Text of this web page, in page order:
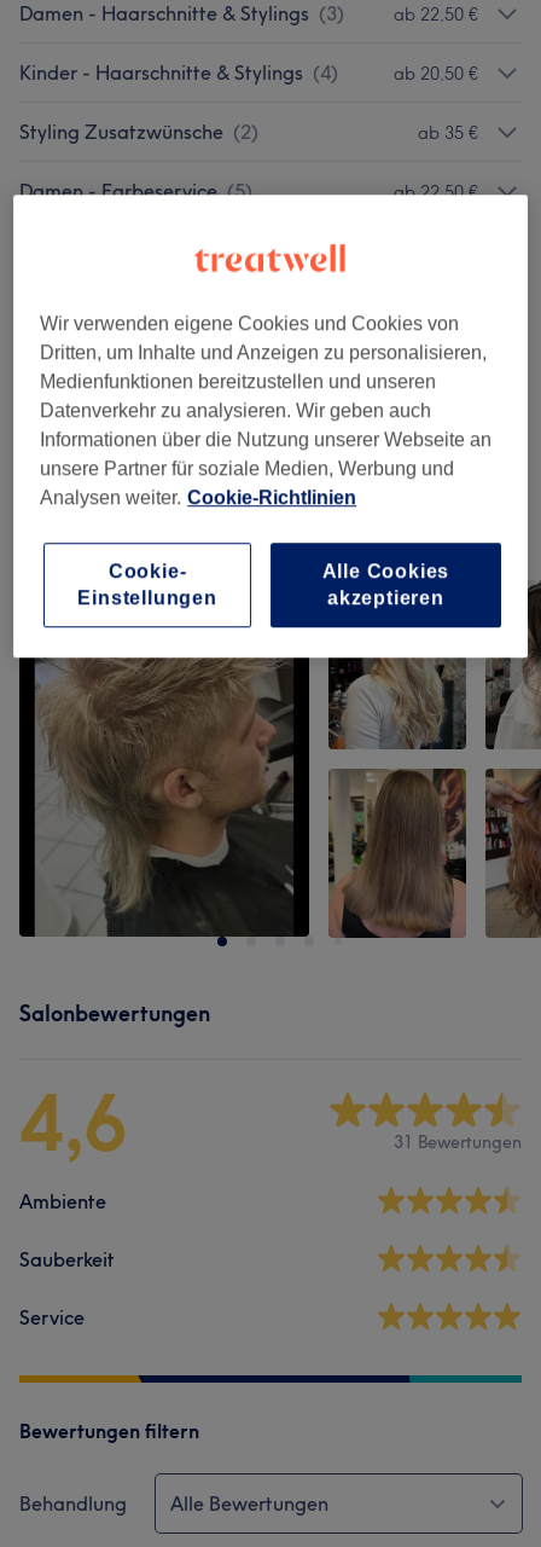
Damen - Haarschnitte & Stylings (3) ab 22,50 €
Kinder - Haarschnitte & Stylings (4) ab 20,50 €
Styling Zusatzwünsche (2) ab 35 €
Damen - Farbeservice (5) ab 22,50 €
Herren - Farbe & Grauhaarkaschierung
Damen - Highlighttechniken 6
Umformungen (Dauerwelle) 1)
Haarpflege Für Sie & Ihn (buchbar Nur
Mit Zusatzleistung) (2)
ab 13,90 €
Unsere Arbeit
Bild anklicken für weitere Details
Salonbewertungen
4,6 31 Bewertungen
Ambiente
Sauberkeit
Service
Bewertungen filtern
Behandlung Alle Bewertungen
Wir verwenden eigene Cookies und Cookies von
Dritten, um Inhalte und Anzeigen zu personalisieren,
Medienfunktionen bereitzustellen und unseren
Datenverkehr zu analysieren. Wir geben auch
Informationen über die Nutzung unserer Webseite an
unsere Partner für soziale Medien, Werbung und
Analysen weiter. Cookie-Richtlinien
Cookie-
Einstellungen
Alle Cookies
akzeptieren